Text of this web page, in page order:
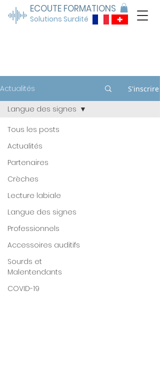
ECOUTE FORMATIONS
Solutions Surdité
Actualités S'inscrire
Tous les posts
Actualités
Partenaires
Crèches
Lecture labiale
Langue des signes
Professionnels
Accessoires auditifs
Sourds et
Malentendants
COVID-19
Langue des signes